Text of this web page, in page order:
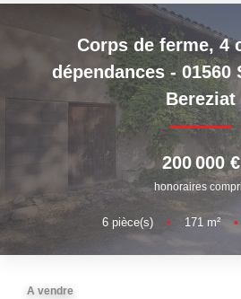
LOUER
ESTIMER
FAIRE
NOS
Laurent Immobilier
Laurent Immobilier
Corps de ferme, 4
dépendances - 01560
Bereziat
200 000 €
honoraires
6 pièce(s) • 171 m² •
A vendre